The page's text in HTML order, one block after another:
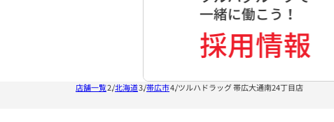
店舗一覧 北海道 帯広市 ツルハドラッグ 帯広大通南24丁目店